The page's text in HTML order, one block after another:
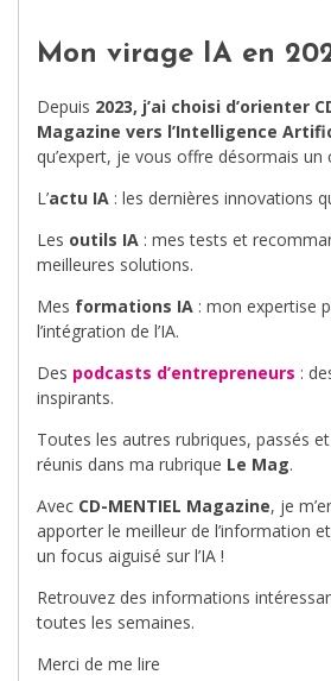
Mon virage IA en
Depuis 2023, j’ai choisi d’orienter
Magazine vers l’Intelligence
qu’expert, je vous offre désormais
L’actu IA : les dernières innovations
Les outils IA : mes tests et
meilleures solutions.
Mes formations IA : mon expertise
l’intégration de l’IA.
Des podcasts d’entrepreneurs :
inspirants.
Toutes les autres rubriques, passés
réunis dans ma rubrique Le Mag.
Avec CD-MENTIEL Magazine, je
apporter le meilleur de l’information
un focus aiguisé sur l’IA !
Retrouvez des informations
toutes les semaines.
Merci de me lire